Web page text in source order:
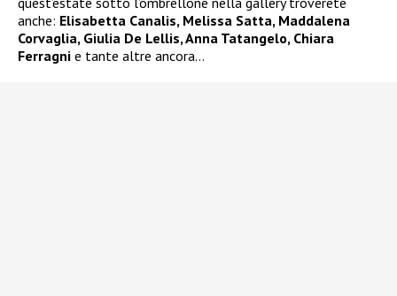
anche: Elisabetta Canalis, Melissa Satta, Maddalena
Corvaglia, Giulia De Lellis, Anna Tatangelo, Chiara
Ferragni e tante altre ancora…